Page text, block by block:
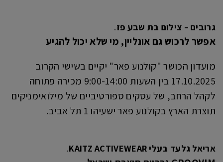
גרובים – צילום בת שבע פז.
אפשר לרכוש גם אונליין, מי שלא יכול להגיע
מועדון הכושר "קולנוע פאר" יקיים בשישי הקרוב
17.10.2025 בין השעות 9:00-14:00 מכירה פתוחה
לקהל הרחב, של עסקים ספורטיביים של מילואימניקים
תוצרת הארץ בקולנוע פאר ישעיהו 1 תל אביב.
אריאל גלעד בעלי KAITZ ACTIVEWEAR .